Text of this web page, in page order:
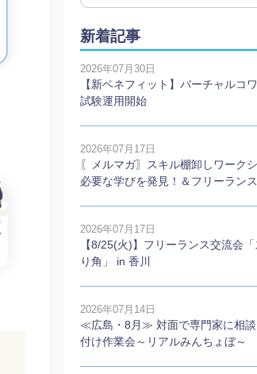
新着記事
2026年07月30日
【新ベネフィット】バーチャルコ
試験運用開始
2026年07月17日
〖メルマガ〗スキル棚卸しワーク
必要な学びを発見！＆フリーラン
2026年07月17日
【8/25(火)】フリーランス交流会
り角」 in 香川
2026年07月14日
≪広島・8月≫ 対面で専門家に相
付け作業会～リアルみんちょぼ～